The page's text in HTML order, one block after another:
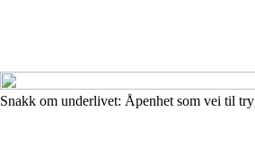
Snakk om underlivet: Åpenhet som vei til